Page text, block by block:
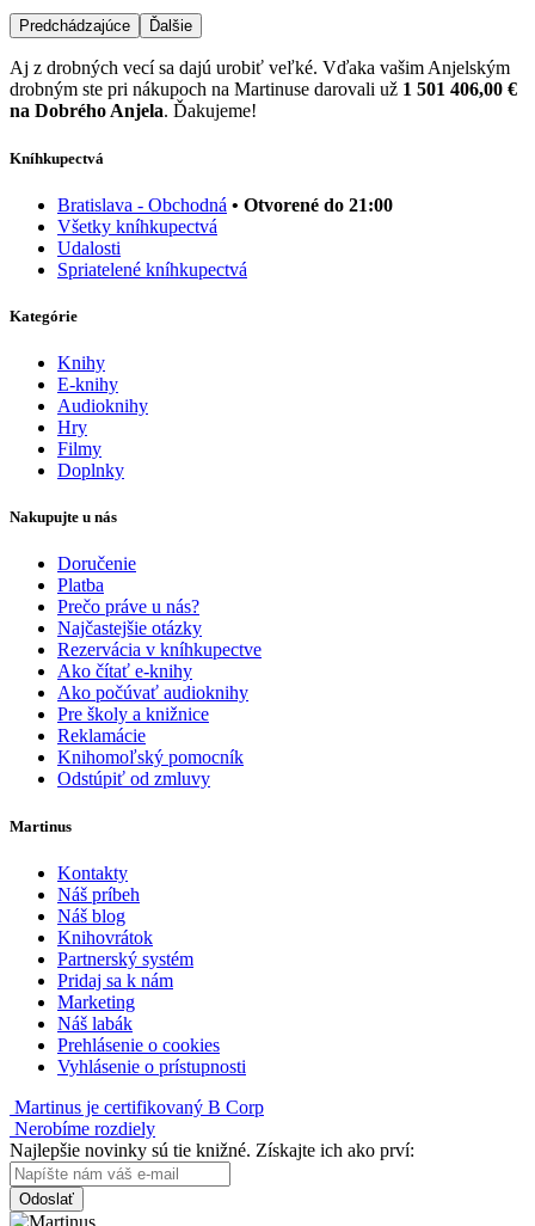
Predchádzajúce Ďalšie
Aj z drobných vecí sa dajú urobiť veľké. Vďaka vašim Anjelským
drobným ste pri nákupoch na Martinuse darovali už 1 501 406,00 €
na Dobrého Anjela. Ďakujeme!
Kníhkupectvá
Bratislava - Obchodná • Otvorené do 21:00
Všetky kníhkupectvá
Udalosti
Spriatelené kníhkupectvá
Kategórie
Knihy
E-knihy
Audioknihy
Hry
Filmy
Doplnky
Nakupujte u nás
Doručenie
Platba
Prečo práve u nás?
Najčastejšie otázky
Rezervácia v kníhkupectve
Ako čítať e-knihy
Ako počúvať audioknihy
Pre školy a knižnice
Reklamácie
Knihomoľský pomocník
Odstúpiť od zmluvy
Martinus
Kontakty
Náš príbeh
Náš blog
Knihovrátok
Partnerský systém
Pridaj sa k nám
Marketing
Náš labák
Prehlásenie o cookies
Vyhlásenie o prístupnosti
Martinus je certifikovaný B Corp
Nerobíme rozdiely
Najlepšie novinky sú tie knižné. Získajte ich ako prví:
Odoslať